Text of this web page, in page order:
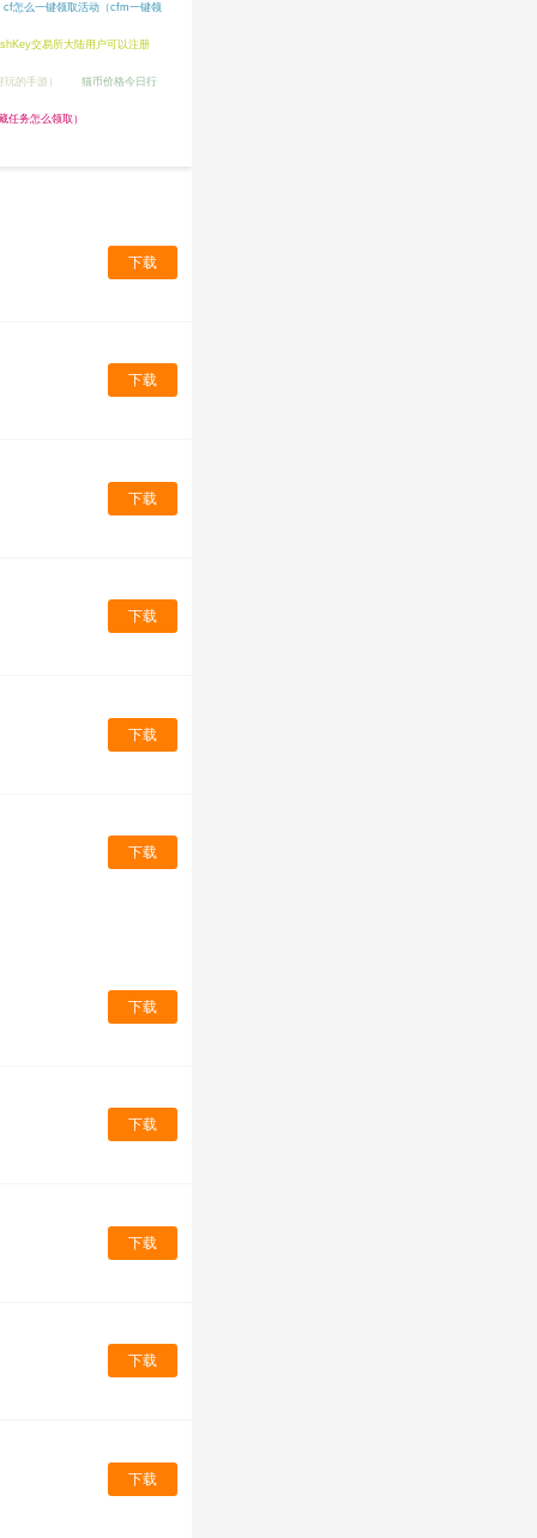
cf怎么一键领取活动（cfm一键领
交易所大陆用户可以注册
的手游） 猫币价格今日行
任务怎么领取）
下载
下载
下载
下载
下载
下载
下载
下载
下载
下载
下载